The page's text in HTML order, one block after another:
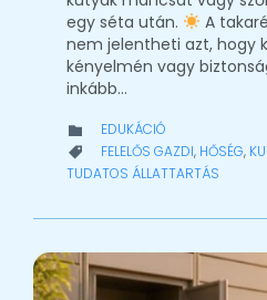
egy séta után.
A
nem jelentheti azt, hogy
kényelmén vagy
inkább…
 CATEGORY
EDUKÁCIÓ
 CATEGORY
FELELŐS GAZDI, HŐSÉG,
TUDATOS ÁLLATTARTÁS